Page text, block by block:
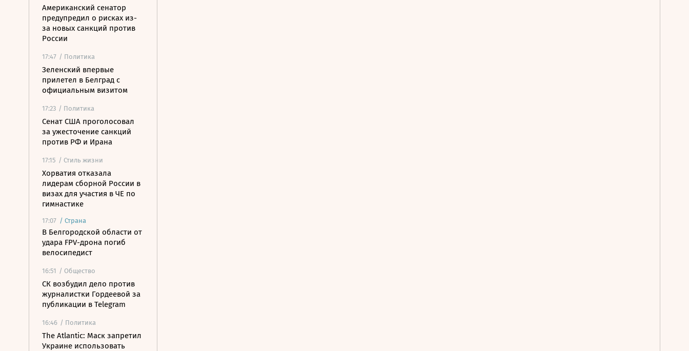
Американский сенатор
предупредил о рисках из-
за новых санкций против
России
17:47 / Политика
Зеленский впервые
прилетел в Белград с
официальным визитом
17:23 / Политика
Сенат США проголосовал
за ужесточение санкций
против РФ и Ирана
17:15 / Стиль жизни
Хорватия отказала
лидерам сборной России в
визах для участия в ЧЕ по
гимнастике
17:07 / Страна
В Белгородской области от
удара FPV-дрона погиб
велосипедист
16:51 / Общество
СК возбудил дело против
журналистки Гордеевой за
публикации в Telegram
16:46 / Политика
The Atlantic: Маск запретил
Украине использовать